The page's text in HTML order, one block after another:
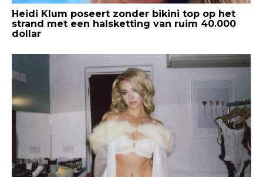
Heidi Klum poseert zonder bikini top op het
strand met een halsketting van ruim 40.000
dollar